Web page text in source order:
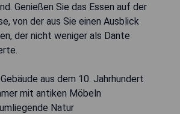
Genießen Sie das Essen auf der
von der aus Sie einen Ausblick
der nicht weniger als Dante
aus dem 10. Jahrhundert
mit antiken Möbeln
Natur